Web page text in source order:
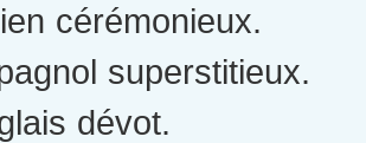
cérémonieux.
superstitieux.
dévot.